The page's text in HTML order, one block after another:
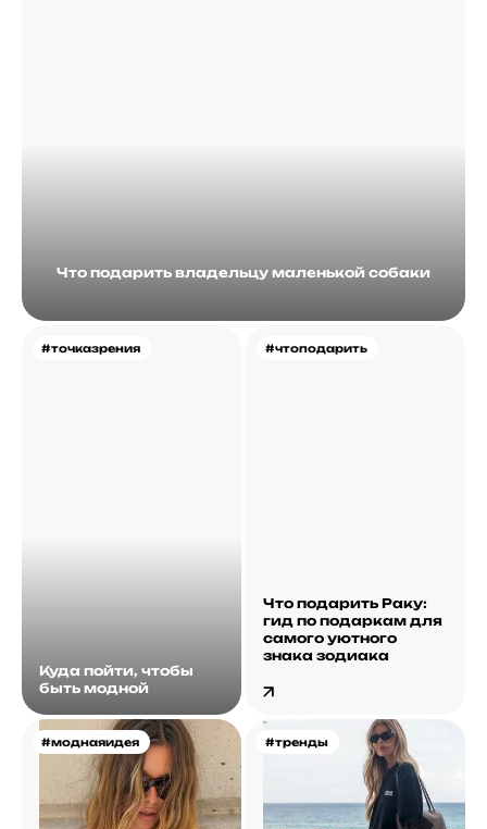
Что подарить владельцу маленькой собаки
#точказрения
Куда пойти, чтобы
быть модной
#чтоподарить
Что подарить Раку:
гид по подаркам для
самого уютного
знака зодиака
#моднаяидея #тренды